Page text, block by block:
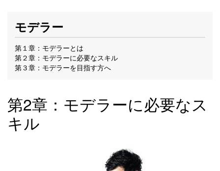
モデラー
第１章：モデラーとは
第２章：モデラーに必要なスキル
第３章：モデラーを目指す方へ
第2章：モデラーに必要なス
キル